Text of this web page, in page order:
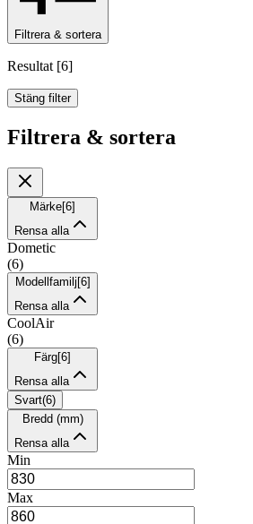
Filtrera & sortera
Resultat [6]
Stäng filter
Filtrera & sortera
Märke[6]
Rensa alla
Dometic
(6)
Modellfamilj [6]
Rensa alla
CoolAir
(6)
Färg[6]
Rensa alla
Svart(6)
Bredd (mm)
Rensa alla
Min
Max